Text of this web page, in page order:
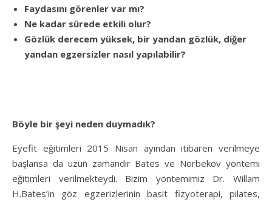
Faydasını görenler var mı?
Ne kadar sürede etkili olur?
Gözlük derecem yüksek, bir yandan gözlük, diğer
yandan egzersizler nasıl yapılabilir?
Böyle bir şeyi neden duymadık?
Eyefit eğitimleri 2015 Nisan ayından itibaren verilmeye
başlansa da uzun zamandır Bates ve Norbekov yöntemi
eğitimleri verilmekteydi. Bizim yöntemimiz Dr. Willam
H.Bates’in göz egzerizlerinin basit fizyoterapi, pilates,